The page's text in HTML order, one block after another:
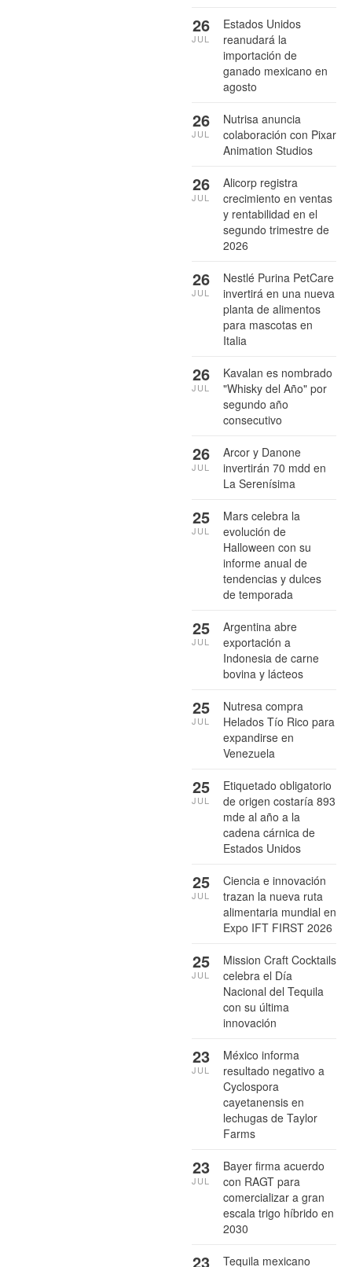
Estados Unidos
reanudará la
importación de
ganado mexicano en
agosto
26
JUL
Nutrisa anuncia
colaboración con Pixar
Animation Studios
26
JUL
Alicorp registra
crecimiento en ventas
y rentabilidad en el
segundo trimestre de
2026
26
JUL
Nestlé Purina PetCare
invertirá en una nueva
planta de alimentos
para mascotas en
Italia
26
JUL
Kavalan es nombrado
"Whisky del Año" por
segundo año
consecutivo
26
JUL
Arcor y Danone
invertirán 70 mdd en
La Serenísima
26
JUL
Mars celebra la
evolución de
Halloween con su
informe anual de
tendencias y dulces
de temporada
25
JUL
Argentina abre
exportación a
Indonesia de carne
bovina y lácteos
25
JUL
Nutresa compra
Helados Tío Rico para
expandirse en
Venezuela
25
JUL
Etiquetado obligatorio
de origen costaría 893
mde al año a la
cadena cárnica de
Estados Unidos
25
JUL
Ciencia e innovación
trazan la nueva ruta
alimentaria mundial en
Expo IFT FIRST 2026
25
JUL
Mission Craft Cocktails
celebra el Día
Nacional del Tequila
con su última
innovación
25
JUL
México informa
resultado negativo a
Cyclospora
cayetanensis en
lechugas de Taylor
Farms
23
JUL
Bayer firma acuerdo
con RAGT para
comercializar a gran
escala trigo híbrido en
2030
23
JUL
Tequila mexicano
23